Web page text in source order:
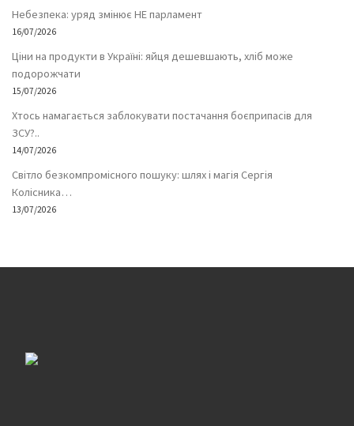
Небезпека: уряд змінює НЕ парламент
16/07/2026
Ціни на продукти в Україні: яйця дешевшають, хліб може
подорожчати
15/07/2026
Хтось намагається заблокувати постачання боєприпасів для
ЗСУ?..
14/07/2026
Світло безкомпромісного пошуку: шлях і магія Сергія
Колісника…
13/07/2026